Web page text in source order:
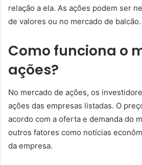
relação a ela. As ações podem ser
de valores ou no mercado de balcão.
Como funciona o
ações?
No mercado de ações, os
ações das empresas listadas. O
acordo com a oferta e demanda do
outros fatores como notícias
da empresa.